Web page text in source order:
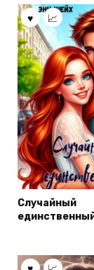
Случайный